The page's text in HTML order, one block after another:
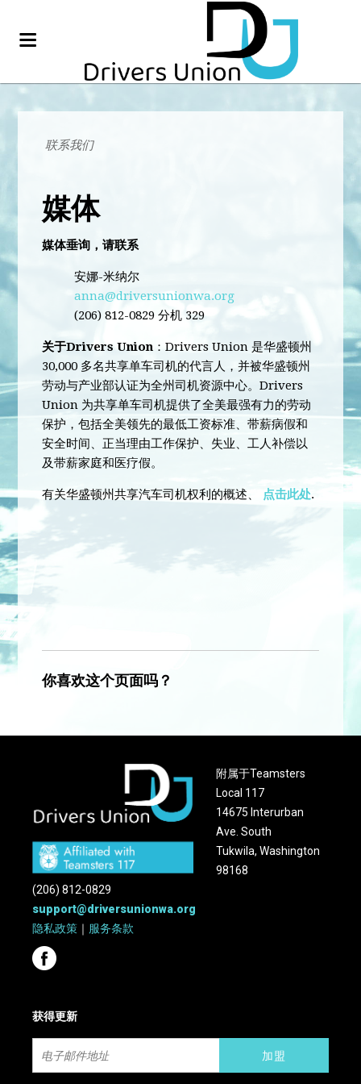
联系我们
媒体
媒体垂询，请联系
安娜-米纳尔
anna@driversunionwa.org
(206) 812-0829 分机 329
关于Drivers Union ：Drivers Union 是华盛顿州
30,000 多名共享单车司机的代言人，并被华盛顿州
劳动与产业部认证为全州司机资源中心。Drivers
Union 为共享单车司机提供了全美最强有力的劳动
保护，包括全美领先的最低工资标准、带薪病假和
安全时间、正当理由工作保护、失业、工人补偿以
及带薪家庭和医疗假。
有关华盛顿州共享汽车司机权利的概述、 点击此处.
你喜欢这个页面吗？
附属于Teamsters
Local 117
14675 Interurban
Ave. South
Tukwila, Washington
98168
(206) 812-0829
support@driversunionwa.org
隐私政策 ｜ 服务条款
获得更新